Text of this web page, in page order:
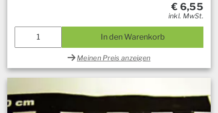
€ 6,55
inkl. MwSt.
In den Warenkorb
Meinen Preis anzeigen